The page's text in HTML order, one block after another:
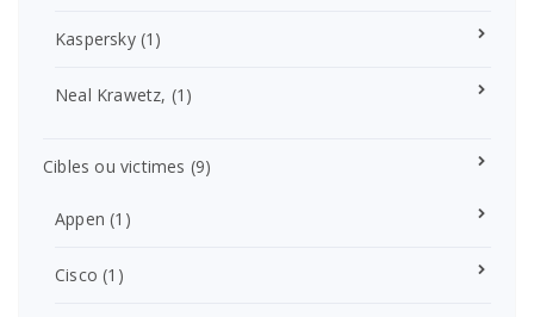
Kaspersky(1)
Neal Krawetz, (1)
Cibles ou victimes (9)
Appen (1)
Cisco (1)